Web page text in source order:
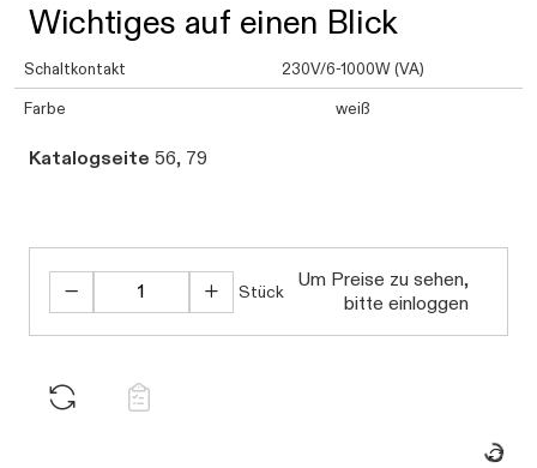
Wichtiges auf einen Blick
Schaltkontakt 230V/6-1000W (VA)
Farbe weiß
Katalogseite 56, 79
Stück
Um Preise zu sehen,
bitte einloggen